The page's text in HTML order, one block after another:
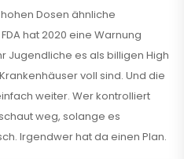
Dosen ähnliche
hat 2020 eine Warnung
es als billigen High
voll sind. Und die
weiter. Wer kontrolliert
weg, solange es
Irgendwer hat da einen Plan.